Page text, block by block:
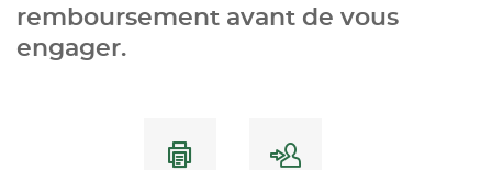
remboursement avant de vous
engager.